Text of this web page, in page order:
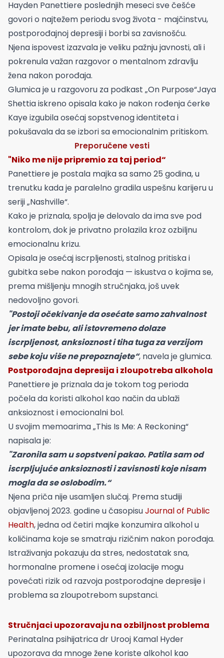
Hayden Panettiere poslednjih meseci sve češće
govori o najtežem periodu svog života - majčinstvu,
postporođajnoj depresiji i borbi sa zavisnošću.
Njena ispovest izazvala je veliku pažnju javnosti, ali i
pokrenula važan razgovor o mentalnom zdravlju
žena nakon porođaja.
Glumica je u razgovoru za podkast „On Purpose“Jaya
Shettia iskreno opisala kako je nakon rođenja ćerke
Kaye izgubila osećaj sopstvenog identiteta i
pokušavala da se izbori sa emocionalnim pritiskom.
Preporučene vesti
"Niko me nije pripremio za taj period“
Panettiere je postala majka sa samo 25 godina, u
trenutku kada je paralelno gradila uspešnu karijeru u
seriji „Nashville“.
Kako je priznala, spolja je delovalo da ima sve pod
kontrolom, dok je privatno prolazila kroz ozbiljnu
emocionalnu krizu.
Opisala je osećaj iscrpljenosti, stalnog pritiska i
gubitka sebe nakon porođaja — iskustva o kojima se,
prema mišljenju mnogih stručnjaka, još uvek
nedovoljno govori.
"Postoji očekivanje da osećate samo zahvalnost
jer imate bebu, ali istovremeno dolaze
iscrpljenost, anksioznost i tiha tuga za verzijom
sebe koju više ne prepoznajete“, navela je glumica.
Postporođajna depresija i zloupotreba alkohola
Panettiere je priznala da je tokom tog perioda
počela da koristi alkohol kao način da ublaži
anksioznost i emocionalni bol.
U svojim memoarima „This Is Me: A Reckoning“
napisala je:
"Zaronila sam u sopstveni pakao. Patila sam od
iscrpljujuće anksioznosti i zavisnosti koje nisam
mogla da se oslobodim.“
Njena priča nije usamljen slučaj. Prema studiji
objavljenoj 2023. godine u časopisuJournal of Public
Health, jedna od četiri majke konzumira alkohol u
količinama koje se smatraju rizičnim nakon porođaja.
Istraživanja pokazuju da stres, nedostatak sna,
hormonalne promene i osećaj izolacije mogu
povećati rizik od razvoja postporođajne depresije i
problema sa zloupotrebom supstanci.
Stručnjaci upozoravaju na ozbiljnost problema
Perinatalna psihijatrica dr Urooj Kamal Hyder
upozorava da mnoge žene koriste alkohol kao